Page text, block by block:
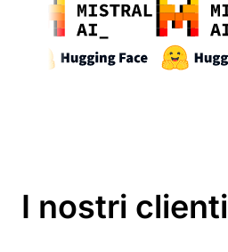
I nostri clienti